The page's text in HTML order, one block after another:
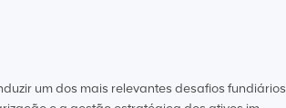
um dos mais relevantes desafios fundiários